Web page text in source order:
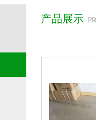
产品展示